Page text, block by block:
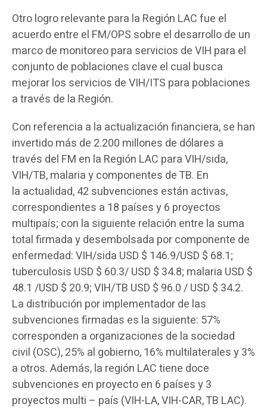
Otro logro relevante para la Región LAC fue el
acuerdo entre el FM/OPS sobre el desarrollo de un
marco de monitoreo para servicios de VIH para el
conjunto de poblaciones clave el cual busca
mejorar los servicios de VIH/ITS para poblaciones
a través de la Región.
Con referencia a la actualización financiera, se han
invertido más de 2.200 millones de dólares a
través del FM en la Región LAC para VIH/sida,
VIH/TB, malaria y componentes de TB. En
la actualidad, 42 subvenciones están activas,
correspondientes a 18 países y 6 proyectos
multipaís; con la siguiente relación entre la suma
total firmada y desembolsada por componente de
enfermedad: VIH/sida USD $ 146.9/USD $ 68.1;
tuberculosis USD $ 60.3/ USD $ 34.8; malaria USD $
48.1 /USD $ 20.9; VIH/TB USD $ 96.0 / USD $ 34.2.
La distribución por implementador de las
subvenciones firmadas es la siguiente: 57%
corresponden a organizaciones de la sociedad
civil (OSC), 25% al gobierno, 16% multilaterales y 3%
a otros. Además, la región LAC tiene doce
subvenciones en proyecto en 6 países y 3
proyectos multi – país (VIH-LA, VIH-CAR, TB LAC).